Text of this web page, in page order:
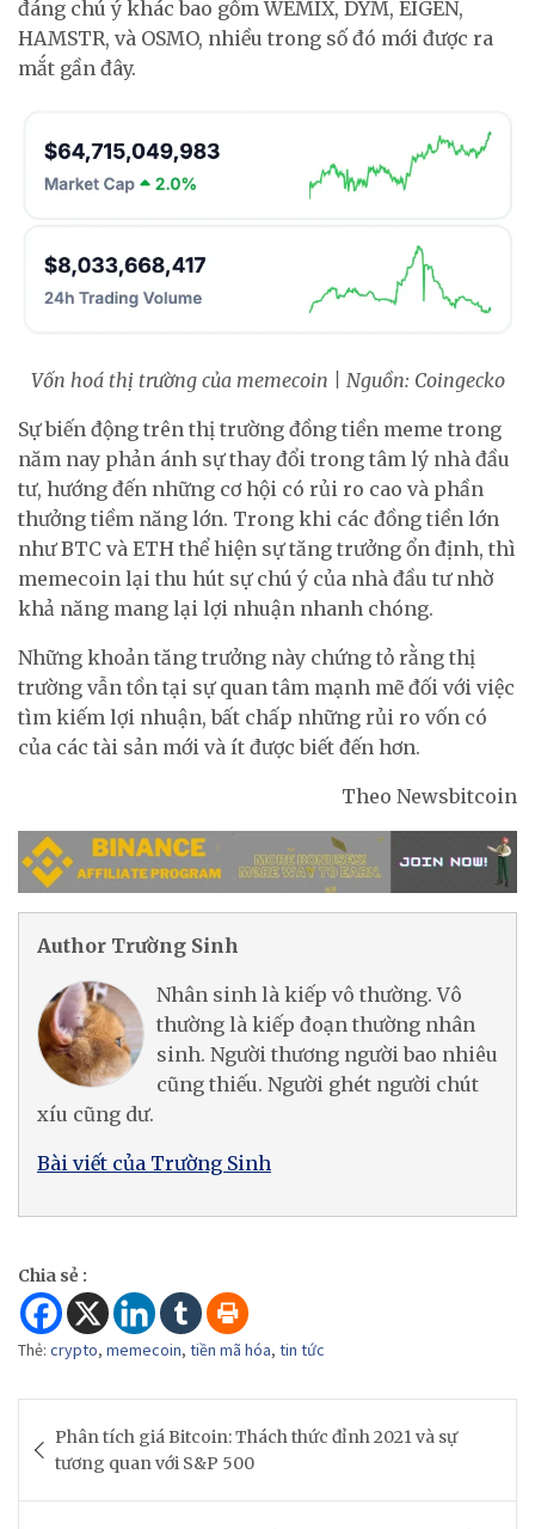
đáng chú ý khác bao gồm WEMIX, DYM, EIGEN,
HAMSTR, và OSMO, nhiều trong số đó mới được ra
mắt gần đây.
Vốn hoá thị trường của memecoin | Nguồn: Coingecko
Sự biến động trên thị trường đồng tiền meme trong
năm nay phản ánh sự thay đổi trong tâm lý nhà đầu
tư, hướng đến những cơ hội có rủi ro cao và phần
thưởng tiềm năng lớn. Trong khi các đồng tiền lớn
như BTC và ETH thể hiện sự tăng trưởng ổn định, thì
memecoin lại thu hút sự chú ý của nhà đầu tư nhờ
khả năng mang lại lợi nhuận nhanh chóng.
Những khoản tăng trưởng này chứng tỏ rằng thị
trường vẫn tồn tại sự quan tâm mạnh mẽ đối với việc
tìm kiếm lợi nhuận, bất chấp những rủi ro vốn có
của các tài sản mới và ít được biết đến hơn.
Theo Newsbitcoin
Author Trường Sinh
Nhân sinh là kiếp vô thường. Vô
thường là kiếp đoạn thường nhân
sinh. Người thương người bao nhiêu
cũng thiếu. Người ghét người chút
xíu cũng dư.
Bài viết của Trường Sinh
Chia sẻ :
Thẻ: crypto, memecoin, tiền mã hóa, tin tức
navigation
Phân tích giá Bitcoin: Thách thức đỉnh 2021 và sự
tương quan với S&P 500